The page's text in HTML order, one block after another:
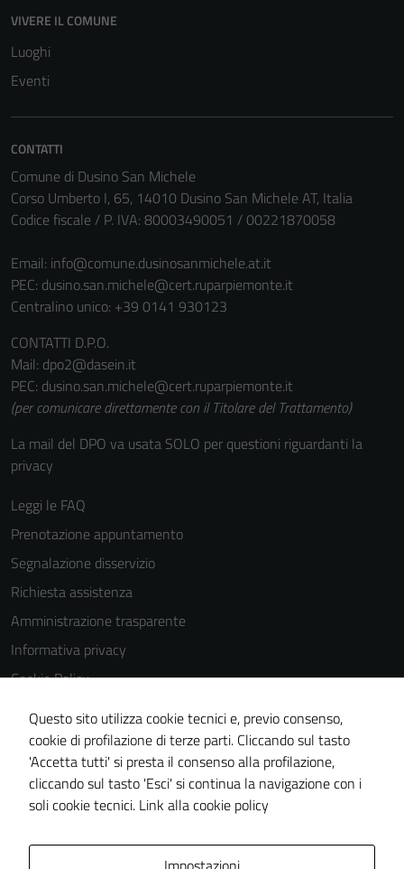
VIVERE IL COMUNE
Luoghi
Eventi
CONTATTI
Comune di Dusino San Michele
Corso Umberto I, 65, 14010 Dusino San Michele AT, Italia
Codice fiscale / P. IVA: 80003490051 / 00221870058
Email: info@comune.dusinosanmichele.at.it
PEC: dusino.san.michele@cert.ruparpiemonte.it
Centralino unico: +39 0141 930123
CONTATTI D.P.O.
Mail: dpo2@dasein.it
PEC: dusino.san.michele@cert.ruparpiemonte.it
(per comunicare direttamente con il Titolare del Trattamento)
La mail del DPO va usata SOLO per questioni riguardanti la
privacy
Leggi le FAQ
Prenotazione appuntamento
Segnalazione disservizio
Richiesta assistenza
Amministrazione trasparente
Informativa privacy
Cookie Policy
Note legali
Dichiarazione di accessibilità
Obiettivi di accessibilità
Piano di miglioramento del sito
Questo sito utilizza cookie tecnici e, previo consenso,
cookie di profilazione di terze parti. Cliccando sul tasto
'Accetta tutti' si presta il consenso alla profilazione,
cliccando sul tasto 'Esci' si continua la navigazione con i
soli cookie tecnici. Link alla cookie policy
disabilitati.
personali.